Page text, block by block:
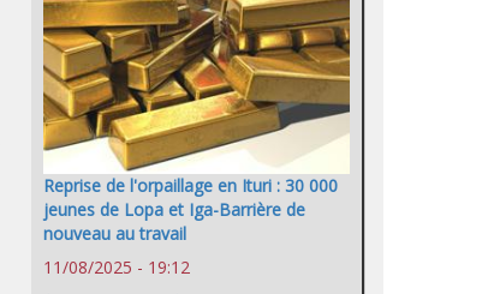
Reprise de l'orpaillage en Ituri : 30 000
jeunes de Lopa et Iga-Barrière de
nouveau au travail
11/08/2025 - 19:12